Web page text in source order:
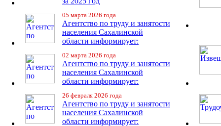
05 марта 2026 года
Агентство по труду и занятости
населения Сахалинской
области информирует:
02 марта 2026 года
Агентство по труду и занятости
населения Сахалинской
области информирует:
26 февраля 2026 года
Агентство по труду и занятости
населения Сахалинской
области информирует: